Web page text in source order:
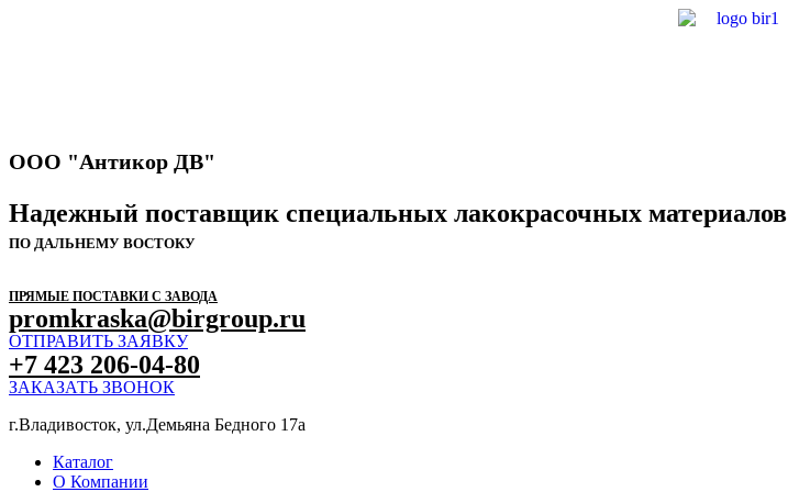
ООО "Антикор ДВ"
Надежный поставщик специальных лакокрасочных материалов
ПО ДАЛЬНЕМУ ВОСТОКУ
ПРЯМЫЕ ПОСТАВКИ С ЗАВОДА
promkraska@birgroup.ru
ОТПРАВИТЬ ЗАЯВКУ
+7 423 206-04-80
ЗАКАЗАТЬ ЗВОНОК
г.Владивосток, ул.Демьяна Бедного 17а
Каталог
О Компании